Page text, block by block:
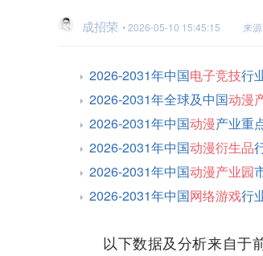
成招荣 • 2026-05-10 15:45:15 来
2026-2031年中国电子竞技行
2026-2031年全球及中国动漫
2026-2031年中国动漫产业重
2026-2031年中国动漫衍生品
2026-2031年中国动漫产业园
2026-2031年中国网络游戏行
以下数据及分析来自于